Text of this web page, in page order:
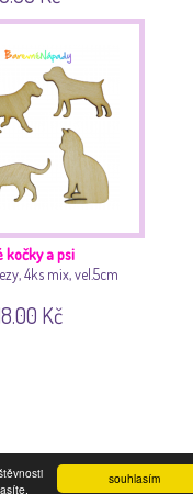
souhlasím
kočky a psi
4ks mix, vel.5cm
Kč